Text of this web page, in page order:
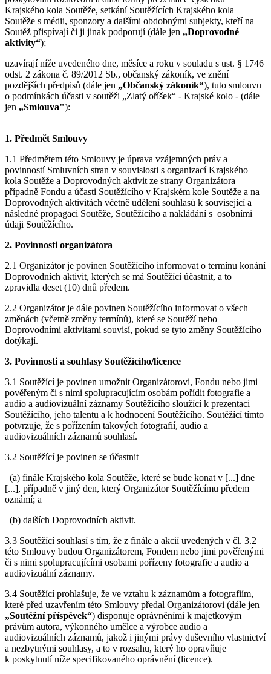
Krajského kola Soutěže, setkání Soutěžících Krajského kola
Soutěže s médii, sponzory a dalšími obdobnými subjekty, kteří na
Soutěž přispívají či ji jinak podporují (dále jen „Doprovodné
aktivity“);
uzavírají níže uvedeného dne, měsíce a roku v souladu s ust. § 1746
odst. 2 zákona č. 89/2012 Sb., občanský zákoník, ve znění
pozdějších předpisů (dále jen „Občanský zákoník“), tuto smlouvu
o podmínkách účasti v soutěži „Zlatý oříšek“ - Krajské kolo - (dále
jen „Smlouva"):
1. Předmět Smlouvy
1.1 Předmětem této Smlouvy je úprava vzájemných práv a
povinností Smluvních stran v souvislosti s organizací Krajského
kola Soutěže a Doprovodných aktivit ze strany Organizátora
případně Fondu a účasti Soutěžícího v Krajském kole Soutěže a na
Doprovodných aktivitách včetně udělení souhlasů k související a
následné propagaci Soutěže, Soutěžícího a nakládání s osobními
údaji Soutěžícího.
2. Povinnosti organizátora
2.1 Organizátor je povinen Soutěžícího informovat o termínu konání
Doprovodních aktivit, kterých se má Soutěžící účastnit, a to
zpravidla deset (10) dnů předem.
2.2 Organizátor je dále povinen Soutěžícího informovat o všech
změnách (včetně změny termínů), které se Soutěží nebo
Doprovodními aktivitami souvisí, pokud se tyto změny Soutěžícího
dotýkají.
3. Povinnosti a souhlasy Soutěžícího/licence
3.1 Soutěžící je povinen umožnit Organizátorovi, Fondu nebo jimi
pověřeným či s nimi spolupracujícím osobám pořídit fotografie a
audio a audiovizuální záznamy Soutěžícího sloužící k prezentaci
Soutěžícího, jeho talentu a k hodnocení Soutěžícího. Soutěžící tímto
potvrzuje, že s pořízením takových fotografií, audio a
audiovizuálních záznamů souhlasí.
3.2 Soutěžící je povinen se účastnit
(a) finále Krajského kola Soutěže, které se bude konat v [...] dne
[...], případně v jiný den, který Organizátor Soutěžícímu předem
oznámí; a
(b) dalších Doprovodních aktivit.
3.3 Soutěžící souhlasí s tím, že z finále a akcií uvedených v čl. 3.2
této Smlouvy budou Organizátorem, Fondem nebo jimi pověřenými
či s nimi spolupracujícími osobami pořízeny fotografie a audio a
audiovizuální záznamy.
3.4 Soutěžící prohlašuje, že ve vztahu k záznamům a fotografiím,
které před uzavřením této Smlouvy předal Organizátorovi (dále jen
„Soutěžní příspěvek“) disponuje oprávněními k majetkovým
právům autora, výkonného umělce a výrobce audio a
audiovizuálních záznamů, jakož i jinými právy duševního vlastnictví
a nezbytnými souhlasy, a to v rozsahu, který ho opravňuje
k poskytnutí níže specifikovaného oprávnění (licence).